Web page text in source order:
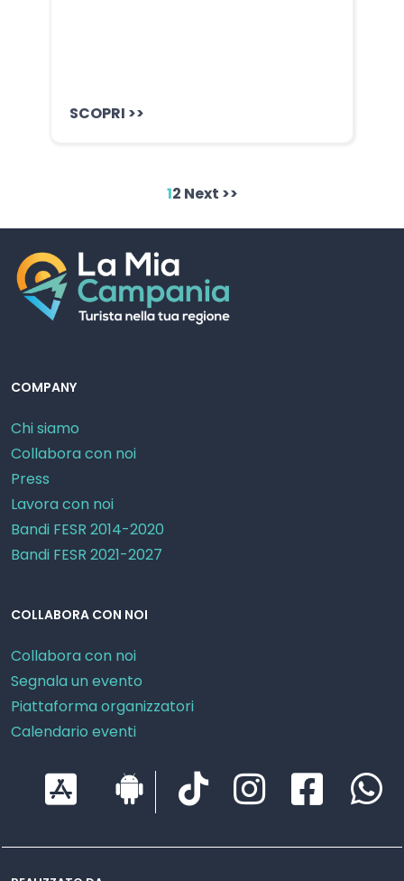
SCOPRI >>
12 Next >>
COMPANY
Chi siamo
Collabora con noi
Press
Lavora con noi
Bandi FESR 2014-2020
Bandi FESR 2021-2027
COLLABORA CON NOI
Collabora con noi
Segnala un evento
Piattaforma organizzatori
Calendario eventi